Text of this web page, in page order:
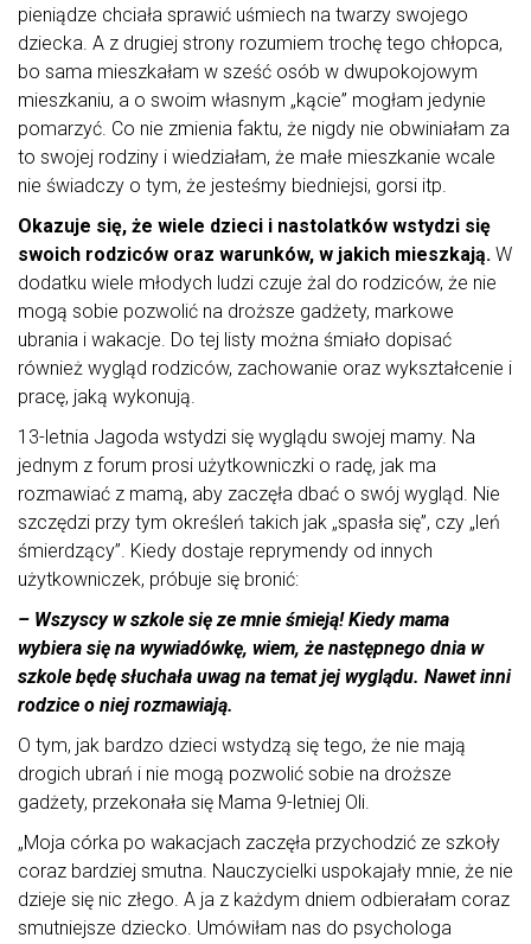
pieniądze chciała sprawić uśmiech na twarzy swojego
dziecka. A z drugiej strony rozumiem trochę tego chłopca,
bo sama mieszkałam w sześć osób w dwupokojowym
mieszkaniu, a o swoim własnym „kącie” mogłam jedynie
pomarzyć. Co nie zmienia faktu, że nigdy nie obwiniałam za
to swojej rodziny i wiedziałam, że małe mieszkanie wcale
nie świadczy o tym, że jesteśmy biedniejsi, gorsi itp.
Okazuje się, że wiele dzieci i nastolatków wstydzi się
swoich rodziców oraz warunków, w jakich mieszkają. W
dodatku wiele młodych ludzi czuje żal do rodziców, że nie
mogą sobie pozwolić na droższe gadżety, markowe
ubrania i wakacje. Do tej listy można śmiało dopisać
również wygląd rodziców, zachowanie oraz wykształcenie i
pracę, jaką wykonują.
13-letnia Jagoda wstydzi się wyglądu swojej mamy. Na
jednym z forum prosi użytkowniczki o radę, jak ma
rozmawiać z mamą, aby zaczęła dbać o swój wygląd. Nie
szczędzi przy tym określeń takich jak „spasła się”, czy „leń
śmierdzący”. Kiedy dostaje reprymendy od innych
użytkowniczek, próbuje się bronić:
– Wszyscy w szkole się ze mnie śmieją! Kiedy mama
wybiera się na wywiadówkę, wiem, że następnego dnia w
szkole będę słuchała uwag na temat jej wyglądu. Nawet inni
rodzice o niej rozmawiają.
O tym, jak bardzo dzieci wstydzą się tego, że nie mają
drogich ubrań i nie mogą pozwolić sobie na droższe
gadżety, przekonała się Mama 9-letniej Oli.
„Moja córka po wakacjach zaczęła przychodzić ze szkoły
coraz bardziej smutna. Nauczycielki uspokajały mnie, że nie
dzieje się nic złego. A ja z każdym dniem odbierałam coraz
smutniejsze dziecko. Umówiłam nas do psychologa